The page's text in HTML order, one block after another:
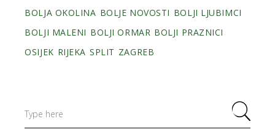
BOLJA OKOLINA BOLJE NOVOSTI BOLJI LJUBIMCI
BOLJI MALENI BOLJI ORMAR BOLJI PRAZNICI
OSIJEK RIJEKA SPLIT ZAGREB
for: